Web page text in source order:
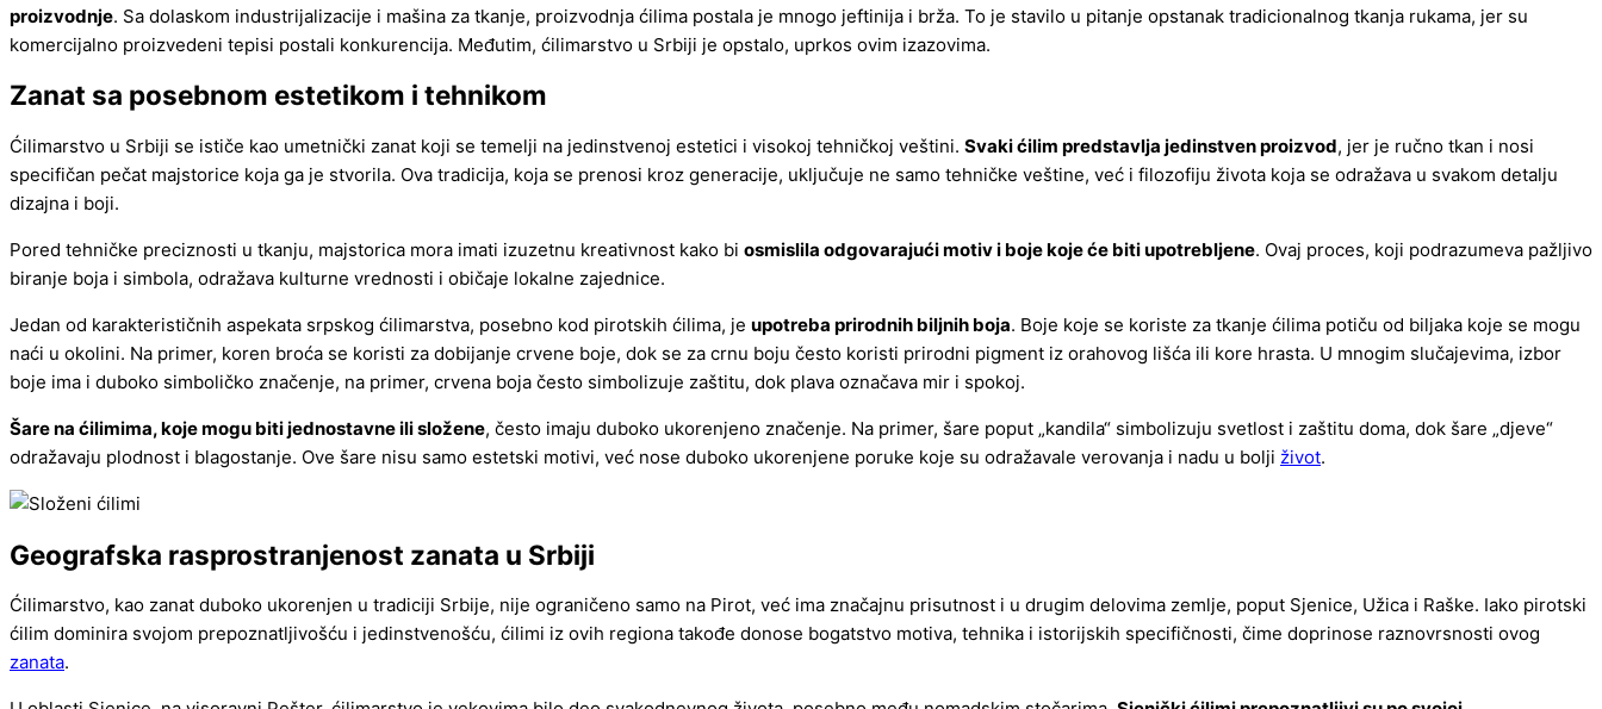
proizvodnje. Sa dolaskom industrijalizacije i mašina za tkanje, proizvodnja ćilima postala je mnogo jeftinija i brža. To je stavilo u pitanje opstanak tradicionalnog tkanja rukama, jer su
komercijalno proizvedeni tepisi postali konkurencija. Međutim, ćilimarstvo u Srbiji je opstalo, uprkos ovim izazovima.
Zanat sa posebnom estetikom i tehnikom
Ćilimarstvo u Srbiji se ističe kao umetnički zanat koji se temelji na jedinstvenoj estetici i visokoj tehničkoj veštini. Svaki ćilim predstavlja jedinstven proizvod, jer je ručno tkan i nosi
specifičan pečat majstorice koja ga je stvorila. Ova tradicija, koja se prenosi kroz generacije, uključuje ne samo tehničke veštine, već i filozofiju života koja se odražava u svakom detalju
dizajna i boji.
Pored tehničke preciznosti u tkanju, majstorica mora imati izuzetnu kreativnost kako bi osmislila odgovarajući motiv i boje koje će biti upotrebljene. Ovaj proces, koji podrazumeva pažljivo
biranje boja i simbola, odražava kulturne vrednosti i običaje lokalne zajednice.
Jedan od karakterističnih aspekata srpskog ćilimarstva, posebno kod pirotskih ćilima, je upotreba prirodnih biljnih boja. Boje koje se koriste za tkanje ćilima potiču od biljaka koje se mogu
naći u okolini. Na primer, koren broća se koristi za dobijanje crvene boje, dok se za crnu boju često koristi prirodni pigment iz orahovog lišća ili kore hrasta. U mnogim slučajevima, izbor
boje ima i duboko simboličko značenje, na primer, crvena boja često simbolizuje zaštitu, dok plava označava mir i spokoj.
Šare na ćilimima, koje mogu biti jednostavne ili složene, često imaju duboko ukorenjeno značenje. Na primer, šare poput „kandila“ simbolizuju svetlost i zaštitu doma, dok šare „djeve“
odražavaju plodnost i blagostanje. Ove šare nisu samo estetski motivi, već nose duboko ukorenjene poruke koje su odražavale verovanja i nadu u bolji život.
Geografska rasprostranjenost zanata u Srbiji
Ćilimarstvo, kao zanat duboko ukorenjen u tradiciji Srbije, nije ograničeno samo na Pirot, već ima značajnu prisutnost i u drugim delovima zemlje, poput Sjenice, Užica i Raške. Iako pirotski
ćilim dominira svojom prepoznatljivošću i jedinstvenošću, ćilimi iz ovih regiona takođe donose bogatstvo motiva, tehnika i istorijskih specifičnosti, čime doprinose raznovrsnosti ovog
zanata.